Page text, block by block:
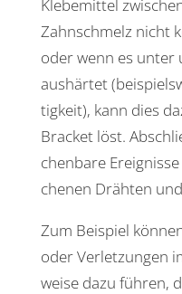
Klebe­mittel
Zahn­schmelz nicht
oder wenn es unter
aushärtet
tig­keit), kann dies
Bracket löst.
chen­bare
chenen Drähten
Zum Beispiel
oder Verlet­zungen
weise dazu führen,